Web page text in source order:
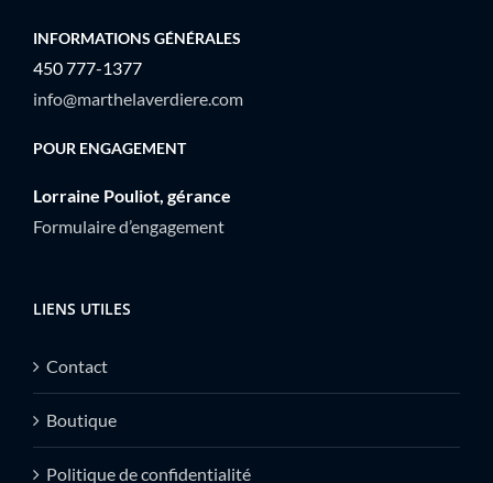
INFORMATIONS GÉNÉRALES
450 777-1377
info@marthelaverdiere.com
POUR ENGAGEMENT
Lorraine Pouliot, gérance
Formulaire d’engagement
LIENS UTILES
Contact
Boutique
Politique de confidentialité